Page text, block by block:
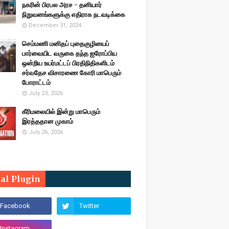
நகரின் பிரபல அரச - தனியார்
நிறுவனங்களுக்கு எதிராக நடவடிக்கை
December 31, 2024
செம்மணி மனிதப் புதைகுழியைப்
பார்வையிட வருகை தந்த ஐரோப்பிய
ஒன்றிய உயர்மட்டப் பிரதிநிதிகளிடம்
சர்வதேச விசாரணை கோரி மாபெரும்
போராட்டம்
July 23, 2026
கீரிமலையில் இன்று மாபெரும்
இரத்ததான முகாம்
July 26, 2026
Plugin